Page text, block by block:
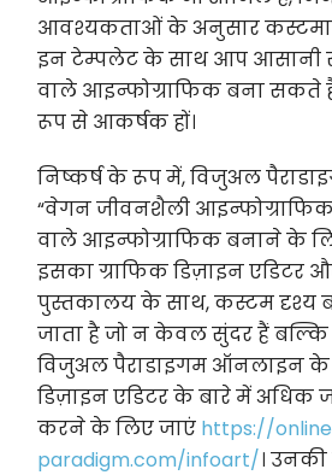
आवश्यकताओं के अनुसार
इन टेम्पलेट के साथ आप आसानी
वाले आइन्फोग्राफिक बना सकते
रूप से आकर्षक हों।
निष्कर्ष के रूप में, विजुअल
“वेगन जीवनशैली
वाले आइन्फोग्राफिक बनाने के
इसका ग्राफिक डिज़ाइन एडिटर
पुस्तकालय के साथ, कस्टम दृश्य
जाता है जो न केवल सुंदर हैं बल्कि
विजुअल पैराडाइगम ऑनलाइन के
डिज़ाइन एडिटर के बारे में अधिक
करने के लिए जाएं https://
paradigm.com/infoart/।